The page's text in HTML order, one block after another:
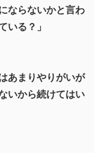
ならないかと言わ
いる？」
あまりやりがいが
いから続けてはい